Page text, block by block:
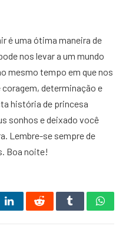
é uma ótima maneira de
nos levar a um mundo
mesmo tempo em que nos
determinação e
história de princesa
sonhos e deixado você
Lembre-se sempre de
Boa noite!
LinkedInRedditTumblr